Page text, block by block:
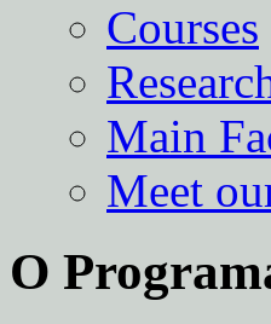
Courses
Main
Meet
O